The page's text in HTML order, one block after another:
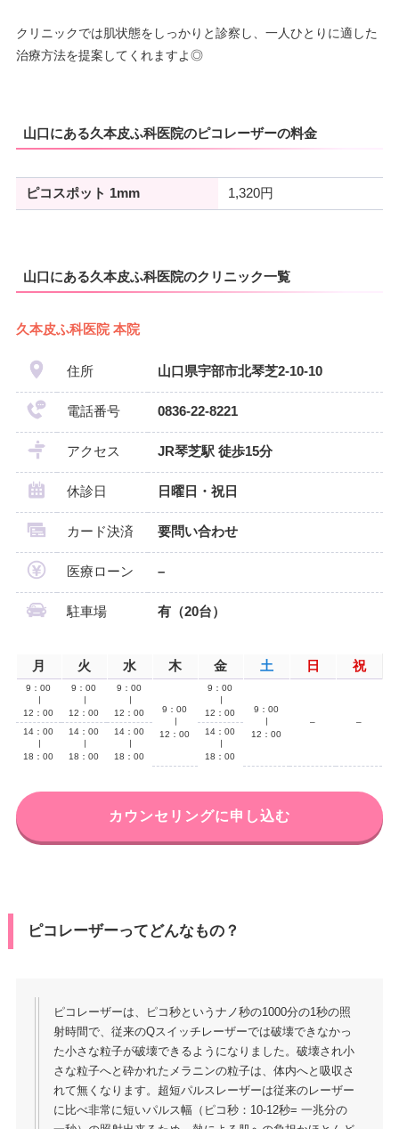
クリニックでは肌状態をしっかりと診察し、一人ひとりに適した
治療方法を提案してくれますよ◎
山口にある久本皮ふ科医院のピコレーザーの料金
ピコスポット 1mm 1,320円
山口にある久本皮ふ科医院のクリニック一覧
久本皮ふ科医院 本院
住所 山口県宇部市北琴芝2-10-10
電話番号 0836-22-8221
アクセス JR琴芝駅 徒歩15分
休診日 日曜日・祝日
カード決済 要問い合わせ
医療ローン –
駐車場 有（20台）
月 火 水 木 金 土 日 祝
9：00
12：00
9：00
12：00
9：00
12：00
9：00
12：00
9：00
12：00
9：00
12：00
–
–
14：00
18：00
14：00
18：00
14：00
18：00
14：00
18：00
カウンセリングに申し込む
ピコレーザーってどんなもの？
ピコレーザーは、ピコ秒というナノ秒の1000分の1秒の照
射時間で、従来のQスイッチレーザーでは破壊できなかっ
た小さな粒子が破壊できるようになりました。破壊され小
さな粒子へと砕かれたメラニンの粒子は、体内へと吸収さ
れて無くなります。超短パルスレーザーは従来のレーザー
に比べ非常に短いパルス幅（ピコ秒：10-12秒= 一兆分の